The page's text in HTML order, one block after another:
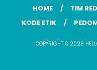
HOME TIM
KODE ETIK
COPYRIGHT © 2026